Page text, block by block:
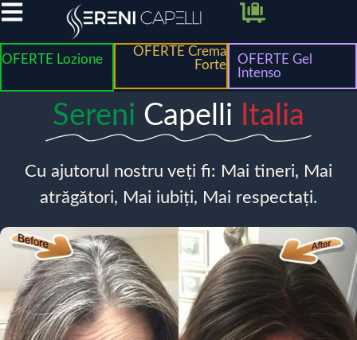
OFERTE Lozione
OFERTE Crema
Forte
OFERTE Gel
Intenso
Sereni Capelli Italia
Cu ajutorul nostru veți fi: Mai tineri, Mai
atrăgători, Mai iubiți, Mai respectați.